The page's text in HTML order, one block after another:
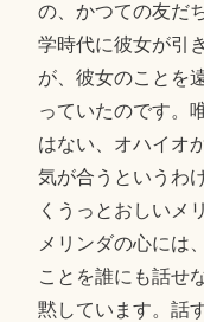
の、かつての友だ
学時代に彼女が引
が、彼女のことを
っていたのです。
はない、オハイオ
気が合うというわ
くうっとおしいメ
メリンダの心には
ことを誰にも話せ
黙しています。話